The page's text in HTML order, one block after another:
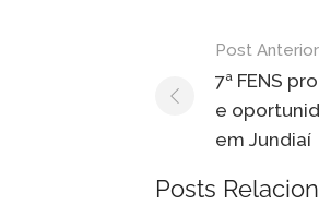
Navegação
de
Post
Post Anterior
7ª FENS
e
em Jundiaí
Posts